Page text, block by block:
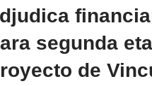
segunda
de